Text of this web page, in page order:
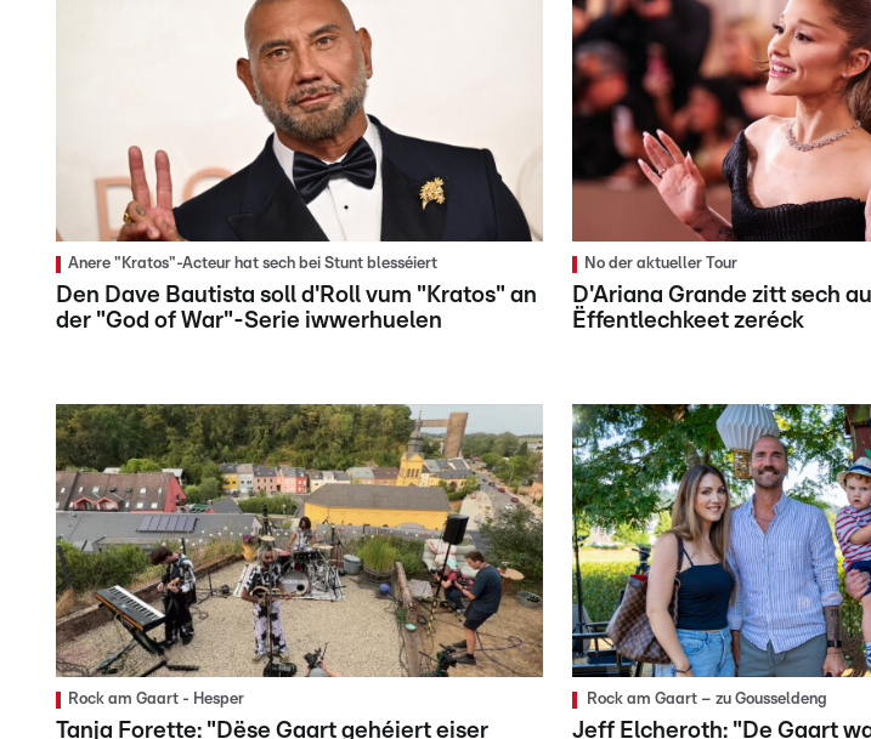
Anere "Kratos"-Acteur hat sech bei Stunt blesséiert
Den Dave Bautista soll d'Roll vum "Kratos" an
der "God of War"-Serie iwwerhuelen
No der aktueller Tour
D'Ariana Grande zitt sech
Ëffentlechkeet zeréck
Rock am Gaart - Hesper
Tanja Forette: "Dëse Gaart gehéiert eiser
Rock am Gaart – zu Gousseldeng
Jeff Elcheroth: "De Gaart